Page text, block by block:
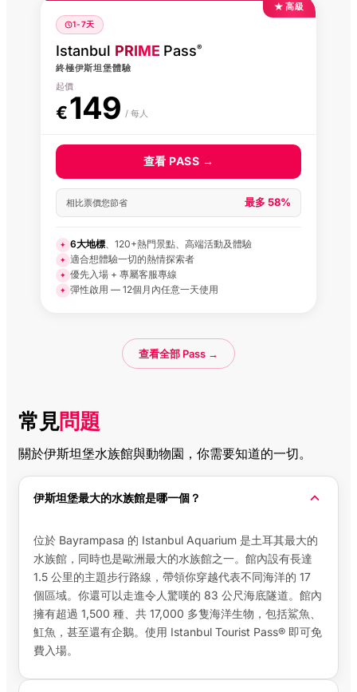
★ 高級
1-7天
Istanbul PRIME Pass®
終極伊斯坦堡體驗
起價
€149 / 每人
查看 PASS →
相比票價您節省 最多 58%
✦ 6大地標 、120+熱門景點、高端活動及體驗
✦ 適合想體驗一切的熱情探索者
✦ 優先入場 + 專屬客服專線
✦ 彈性啟用 — 12個月內任意一天使用
查看全部 Pass →
常見問題
關於伊斯坦堡水族館與動物園，你需要知道的一切。
伊斯坦堡最大的水族館是哪一個？
位於 Bayrampasa 的 Istanbul Aquarium 是土耳其最大的
水族館，同時也是歐洲最大的水族館之一。館內設有長達
1.5 公里的主題步行路線，帶領你穿越代表不同海洋的 17
個區域。你還可以走進令人驚嘆的 83 公尺海底隧道。館內
擁有超過 1,500 種、共 17,000 多隻海洋生物，包括鯊魚、
魟魚，甚至還有企鵝。使用 Istanbul Tourist Pass® 即可免
費入場。